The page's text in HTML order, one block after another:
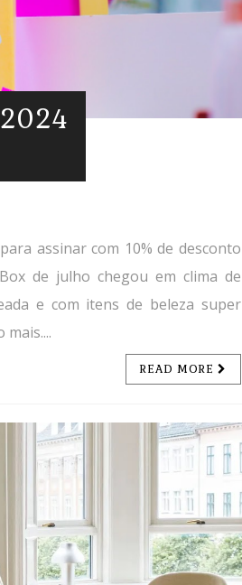
assinar com 10% de desconto
de julho chegou em clima de
e com itens de beleza super
READ MORE